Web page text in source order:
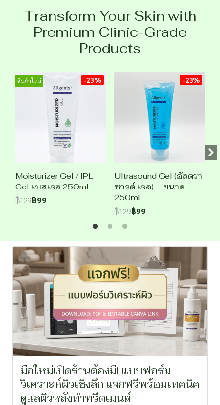
Transform Your Skin with
Premium Clinic-Grade
Products
สินค้าใหม่ -23%
Moisturizer Gel / IPL
Gel เบสเจล 250ml
฿129฿99
-23%
Ultrasound Gel (อัลตรา
ซาวด์ เจล) – ขนาด
250ml
฿129฿99
มือใหม่เปิดร้านต้องมี! แบบฟอร์ม
วิเคราะห์ผิวเชิงลึก แจกฟรีพร้อมเทคนิค
ดูแลผิวหลังทำทรีตเมนต์